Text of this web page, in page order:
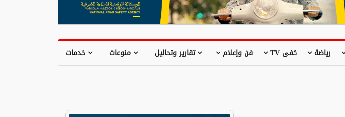
رياضة كفى TV فن وإعلام تقارير وتحاليل منوعات خدمات